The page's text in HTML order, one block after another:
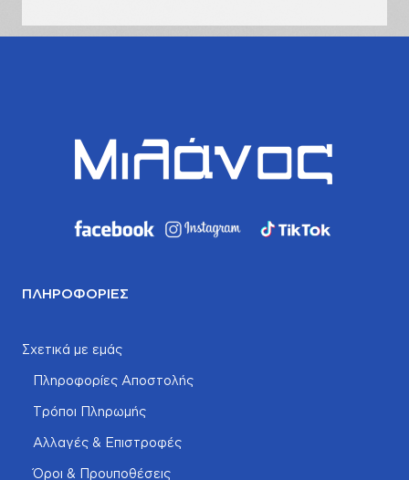
ΠΛΗΡΟΦΟΡΊΕΣ
Σχετικά με εμάς
Πληροφορίες Αποστολής
Τρόποι Πληρωμής
Αλλαγές & Επιστροφές
Όροι & Προυποθέσεις